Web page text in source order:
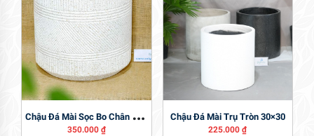
C
Hậu Đá Mài Sọc Bo Chân Trắng 48
350.000 ₫
Chậu Đá Mài Trụ Tròn 30×30
225.000₫